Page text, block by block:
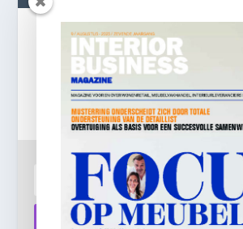
Gratis
e-mail
Laat je e-mailadres achter en
ontbijtnieuws in je
Aanmelden